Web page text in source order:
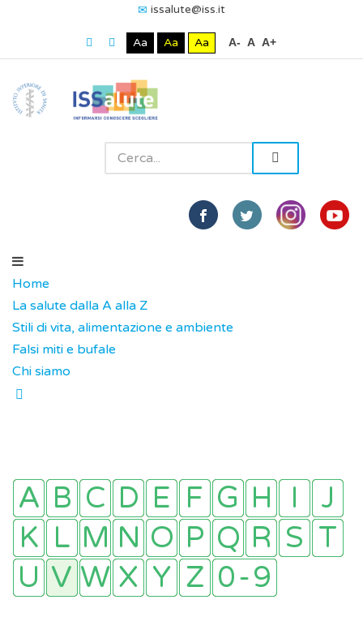
issalute@iss.it
Aa Aa Aa A- A A+
Home
La salute dalla A alla Z
Stili di vita, alimentazione e ambiente
Falsi miti e bufale
Chi siamo